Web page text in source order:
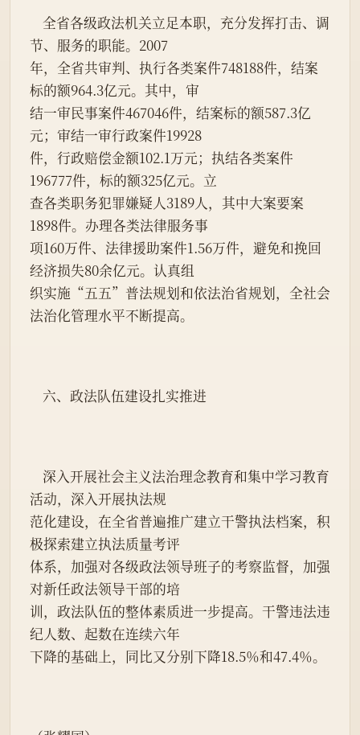
节、服务的职能。2007
年，全省共审判、执行各类案件748188件，结案
标的额964.3亿元。其中，审
结一审民事案件467046件，结案标的额587.3亿
元；审结一审行政案件19928
件，行政赔偿金额102.1万元；执结各类案件
196777件，标的额325亿元。立
查各类职务犯罪嫌疑人3189人，其中大案要案
1898件。办理各类法律服务事
项160万件、法律援助案件1.56万件，避免和挽回
经济损失80余亿元。认真组
织实施“五五”普法规划和依法治省规划，全社会
法治化管理水平不断提高。
    六、政法队伍建设扎实推进
活动，深入开展执法规
范化建设，在全省普遍推广建立干警执法档案，积
极探索建立执法质量考评
体系，加强对各级政法领导班子的考察监督，加强
对新任政法领导干部的培
训，政法队伍的整体素质进一步提高。干警违法违
纪人数、起数在连续六年
下降的基础上，同比又分别下降18.5％和47.4％。